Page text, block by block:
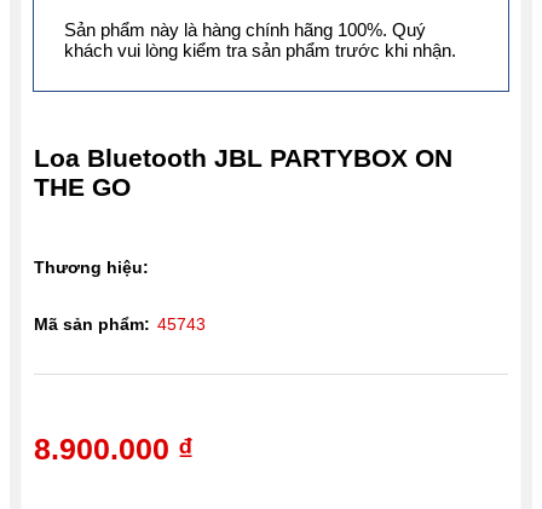
Loa Bluetooth JBL PARTYBOX ON
THE GO
8.900.000 ₫
Thương hiệu:
Mã sản phẩm: 45743
Sản phẩm này là hàng chính hãng 100%. Quý
khách vui lòng kiểm tra sản phẩm trước khi nhận.